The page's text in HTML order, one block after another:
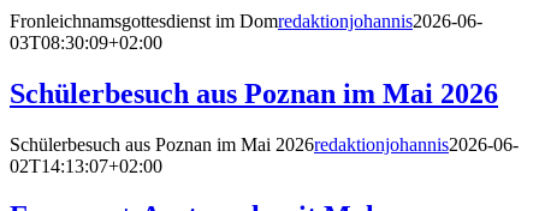
Fronleichnamsgottesdienst im Domredaktionjohannis2026-06-
03T08:30:09+02:00
Schülerbesuch aus Poznan im Mai 2026
Schülerbesuch aus Poznan im Mai 2026redaktionjohannis2026-06-
02T14:13:07+02:00